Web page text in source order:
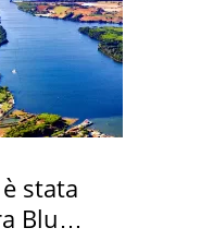
stata
Blu